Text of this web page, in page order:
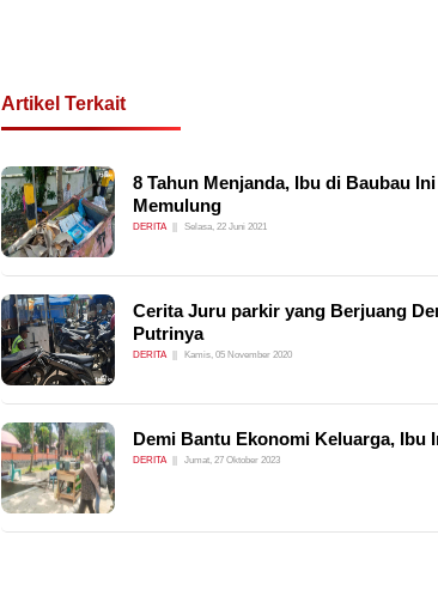
Artikel Terkait
8 Tahun Menjanda, Ibu di Baubau
Memulung
DERITA Selasa, 22 Juni 2021
Cerita Juru parkir yang Berjuang
Putrinya
DERITA Kamis, 05 November 2020
Demi Bantu Ekonomi Keluarga, Ibu
DERITA Jumat, 27 Oktober 2023